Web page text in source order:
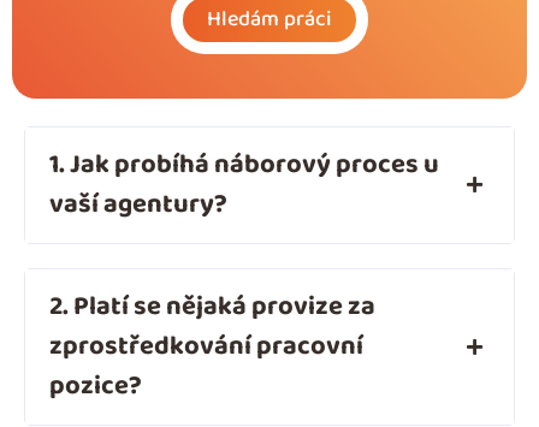
Hledám práci
1. Jak probíhá náborový proces u
vaší agentury?
2. Platí se nějaká provize za
zprostředkování pracovní
pozice?